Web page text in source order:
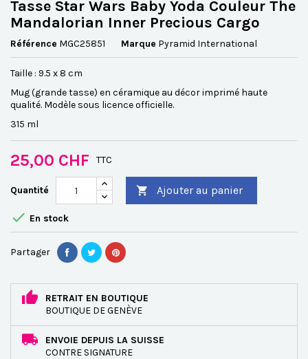
Tasse Star Wars Baby Yoda Couleur The
Mandalorian Inner Precious Cargo
Référence MGC25851 Marque Pyramid International
Taille : 9.5 x 8 cm
Mug (grande tasse) en céramique au décor imprimé haute
qualité. Modèle sous licence officielle.
315 ml
25,00 CHF TTC
Quantité  Ajouter au panier
 En stock
Partager
RETRAIT EN BOUTIQUE
BOUTIQUE DE GENÈVE
ENVOIE DEPUIS LA SUISSE
CONTRE SIGNATURE